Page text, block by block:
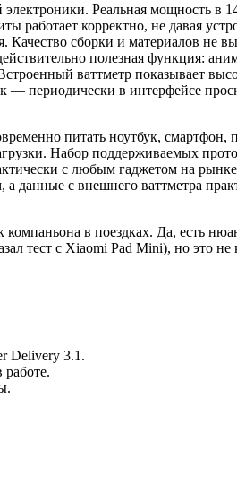
Реальная мощность в
работает корректно, не давая
Качество сборки и материалов не
полезная функция:
ваттметр показывает
периодически в интерфейсе
питать ноутбук, смартфон,
Набор поддерживаемых
с любым гаджетом на рынке.
данные с внешнего ваттметра
в поездках. Да, есть
тест с Xiaomi Pad Mini), но это
Delivery 3.1.